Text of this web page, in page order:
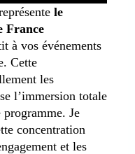
le
France
à vos événements
Cette
les
l’immersion totale
Je
concentration
et les